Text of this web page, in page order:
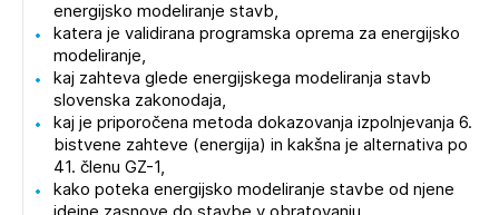
energijsko modeliranje stavb,
katera je validirana programska oprema za energijsko
modeliranje,
kaj zahteva glede energijskega modeliranja stavb
slovenska zakonodaja,
kaj je priporočena metoda dokazovanja izpolnjevanja 6.
bistvene zahteve (energija) in kakšna je alternativa po
41. členu GZ-1,
kako poteka energijsko modeliranje stavbe od njene